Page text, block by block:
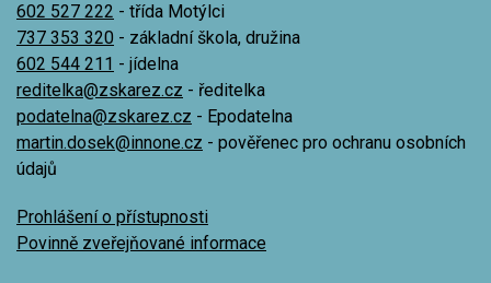
602 527 222 - třída Motýlci
737 353 320 - základní škola, družina
602 544 211 - jídelna
reditelka@zskarez.cz - ředitelka
podatelna@zskarez.cz - Epodatelna
martin.dosek@innone.cz - pověřenec pro ochranu osobních
údajů
Prohlášení o přístupnosti
Povinně zveřejňované informace